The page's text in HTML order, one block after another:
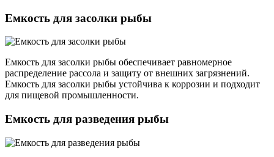
Емкость для засолки рыбы
Емкость для засолки рыбы обеспечивает равномерное
распределение рассола и защиту от внешних загрязнений.
Емкость для засолки рыбы устойчива к коррозии и подходит
для пищевой промышленности.
Емкость для разведения рыбы